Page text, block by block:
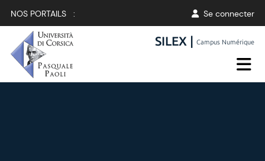
NOS PORTAILS : Se connecter
SILEX |Campus Numérique